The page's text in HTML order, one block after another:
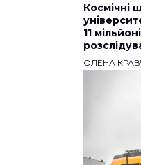
Космічні
11
ОЛЕНА